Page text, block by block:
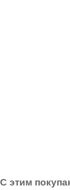
С этим